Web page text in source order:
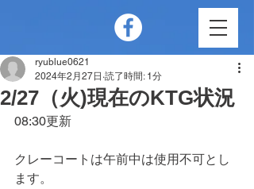
2/27（火)現在のKTG状況
ryublue0621
2024年2月27日 読了時間: 1分
08:30更新
クレーコートは午前中は使用不可とし
ます。